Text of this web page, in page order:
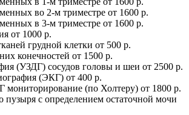
во 2-м триместре от 1600 р.
в 3-м триместре от 1600 р.
от 1000 р.
грудной клетки от 500 р.
конечностей от 1500 р.
(УЗДГ) сосудов головы и шеи от 2500 р.
(ЭКГ) от 400 р.
мониторирование (по Холтеру) от 1800 р.
пузыря с определением остаточной мочи